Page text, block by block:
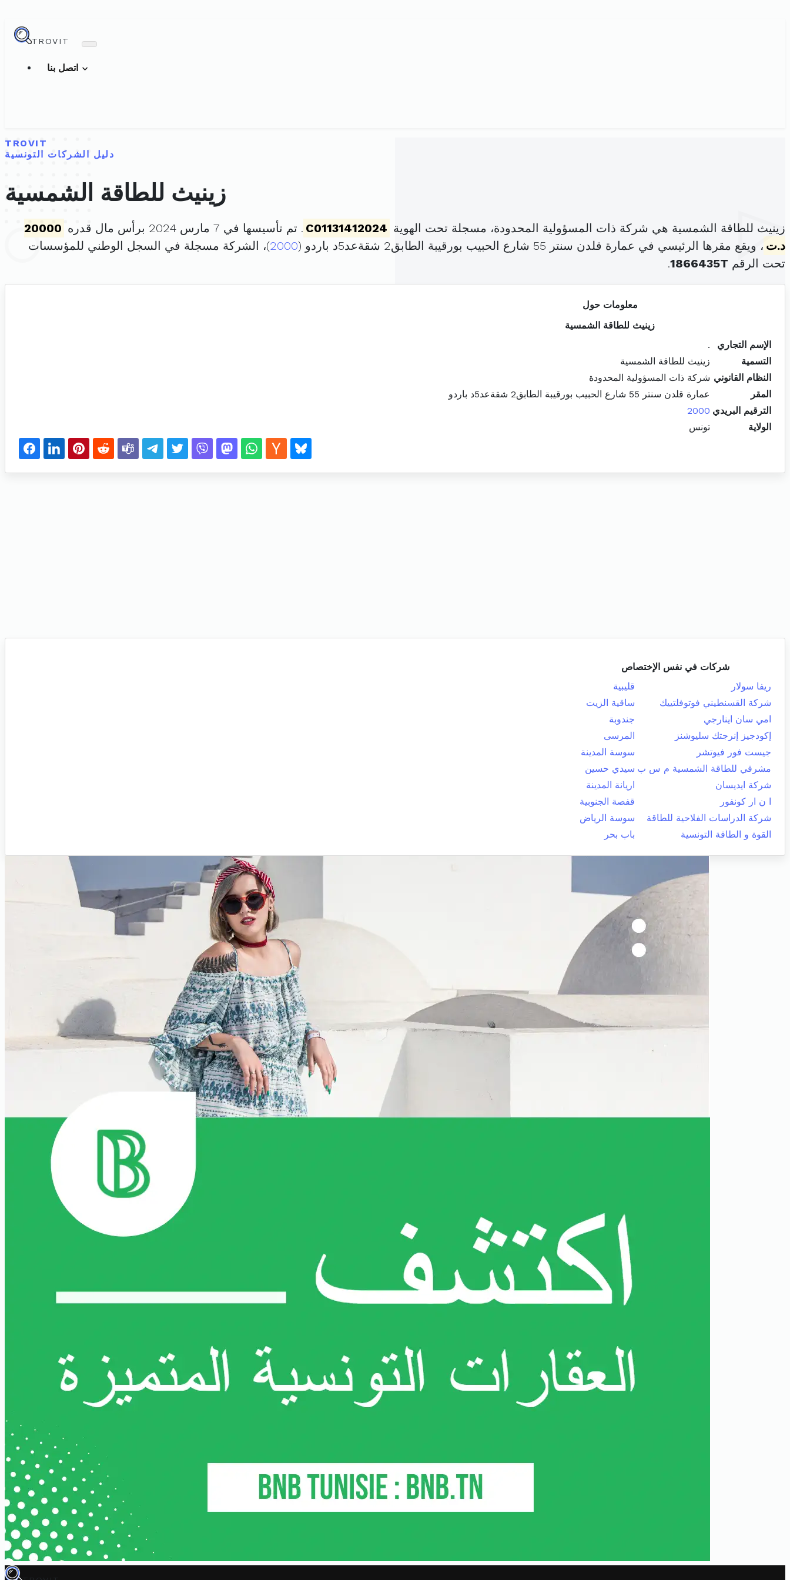
TROVIT
TROVIT
دليل الشركات التونسية
زينيث للطاقة الشمسية
زينيث للطاقة الشمسية هي شركة ذات المسؤولية المحدودة، مسجلة تحت الهوية C01131412024 . تم تأسيسها في 7 مارس 2024 برأس مال قدره
20000
د.ت ، ويقع مقرها الرئيسي في عمارة قلدن سنتر 55 شارع الحبيب بورقيبة الطابق2 شقةعد5د باردو ( 2000)، الشركة مسجلة في السجل الوطني للمؤسسات
تحت الرقم 1866435T
.
معلومات حول
زينيث للطاقة الشمسية
الإسم التجاري
.
التسمية
زينيث للطاقة الشمسية
النظام القانوني شركة ذات المسؤولية المحدودة
المقر
عمارة قلدن سنتر 55 شارع الحبيب بورقيبة الطابق2 شقةعد5د باردو
الترقيم البريدي 2000
الولاية
تونس
شركات في نفس الإختصاص
ريفا سولار
قليبية
شركة القسنطيني فوتوفلتييك
ساقية الزيت
امي سان اينارجي
جندوبة
إكودجيز إنرجتك سليوشنز
المرسى
جيست فور فيوتشر
سوسة المدينة
مشرقي للطاقة الشمسية م س ب سيدي حسين
شركة ايديسان
اريانة المدينة
ا ن ار كونفور
قفصة الجنوبية
شركة الدراسات الفلاحية للطاقة
سوسة الرياض
القوة و الطاقة التونسية
باب بحر